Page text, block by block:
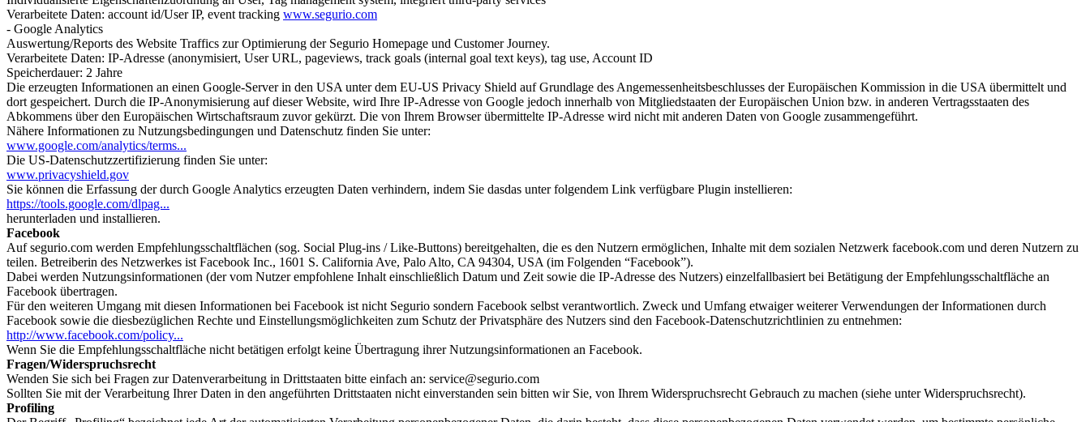
Verarbeitete Daten: account id/User IP, event tracking www.segurio.com
- Google Analytics
Auswertung/Reports des Website Traffics zur Optimierung der Segurio Homepage und Customer Journey.
Verarbeitete Daten: IP-Adresse (anonymisiert, User URL, pageviews, track goals (internal goal text keys), tag use, Account ID
Speicherdauer: 2 Jahre
Die erzeugten Informationen an einen Google-Server in den USA unter dem EU-US Privacy Shield auf Grundlage des Angemessenheitsbeschlusses der Europäischen Kommission in die USA übermittelt und
dort gespeichert. Durch die IP-Anonymisierung auf dieser Website, wird Ihre IP-Adresse von Google jedoch innerhalb von Mitgliedstaaten der Europäischen Union bzw. in anderen Vertragsstaaten des
Abkommens über den Europäischen Wirtschaftsraum zuvor gekürzt. Die von Ihrem Browser übermittelte IP-Adresse wird nicht mit anderen Daten von Google zusammengeführt.
Nähere Informationen zu Nutzungsbedingungen und Datenschutz finden Sie unter:
www.google.com/analytics/terms...
Die US-Datenschutzzertifizierung finden Sie unter:
www.privacyshield.gov
Sie können die Erfassung der durch Google Analytics erzeugten Daten verhindern, indem Sie dasdas unter folgendem Link verfügbare Plugin instellieren:
https://tools.google.com/dlpag...
herunterladen und installieren.
Facebook
Auf segurio.com werden Empfehlungsschaltflächen (sog. Social Plug-ins / Like-Buttons) bereitgehalten, die es den Nutzern ermöglichen, Inhalte mit dem sozialen Netzwerk facebook.com und deren Nutzern zu
teilen. Betreiberin des Netzwerkes ist Facebook Inc., 1601 S. California Ave, Palo Alto, CA 94304, USA (im Folgenden “Facebook”).
Dabei werden Nutzungsinformationen (der vom Nutzer empfohlene Inhalt einschließlich Datum und Zeit sowie die IP-Adresse des Nutzers) einzelfallbasiert bei Betätigung der Empfehlungsschaltfläche an
Facebook übertragen.
Für den weiteren Umgang mit diesen Informationen bei Facebook ist nicht Segurio sondern Facebook selbst verantwortlich. Zweck und Umfang etwaiger weiterer Verwendungen der Informationen durch
Facebook sowie die diesbezüglichen Rechte und Einstellungsmöglichkeiten zum Schutz der Privatsphäre des Nutzers sind den Facebook-Datenschutzrichtlinien zu entnehmen:
http://www.facebook.com/policy...
Wenn Sie die Empfehlungsschaltfläche nicht betätigen erfolgt keine Übertragung ihrer Nutzungsinformationen an Facebook.
Fragen/Widerspruchsrecht
Wenden Sie sich bei Fragen zur Datenverarbeitung in Drittstaaten bitte einfach an: service@segurio.com
Sollten Sie mit der Verarbeitung Ihrer Daten in den angeführten Drittstaaten nicht einverstanden sein bitten wir Sie, von Ihrem Widerspruchsrecht Gebrauch zu machen (siehe unter Widerspruchsrecht).
Profiling